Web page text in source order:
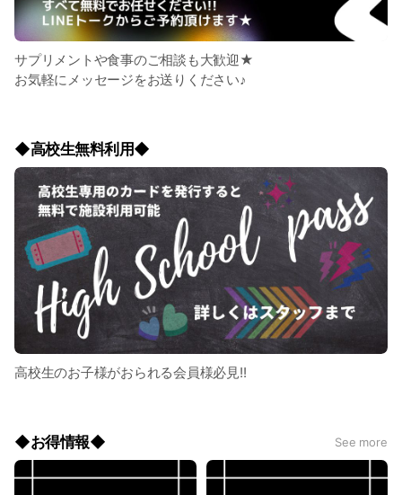
サプリメントや食事のご相談も大歓迎★
お気軽にメッセージをお送りください♪
◆高校生無料利用◆
高校生のお子様がおられる会員様必見!!
◆お得情報◆ See more